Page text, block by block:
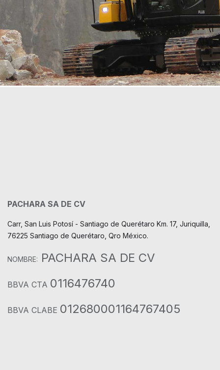
PACHARA SA DE CV
Carr, San Luis Potosí - Santiago de Querétaro Km. 17, Juriquilla,
76225 Santiago de Querétaro, Qro México.
NOMBRE: PACHARA SA DE CV
BBVA CTA 0116476740
BBVA CLABE 012680001164767405